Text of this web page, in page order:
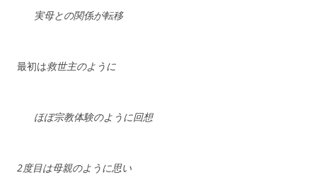
実母との関係が転移
最初は救世主のように
ほぼ宗教体験のように回想
2度目は母親のように思い